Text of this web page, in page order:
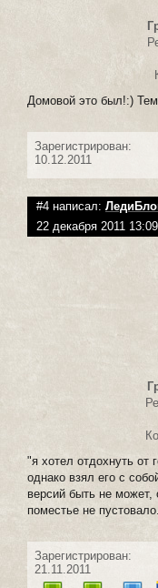
Домовой это был!:)
Зарегистрирован:
10.12.2011
#4 написал:
22 декабря 2011 13:09
"я хотел отдохнуть от
однако взял его с
версий быть не может,
поместье не
Зарегистрирован:
21.11.2011